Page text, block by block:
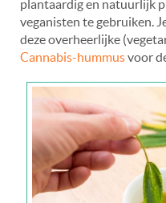
plantaardig en natuurlijk
veganisten te gebruiken.
deze overheerlijke
Cannabis-hummusvoor